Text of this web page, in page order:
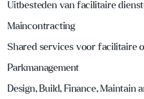
Uitbesteden van facilitaire
Maincontracting
Shared services voor facilitaire
Parkmanagement
Design, Build, Finance, Maintain